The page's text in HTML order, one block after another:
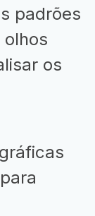
padrões
os